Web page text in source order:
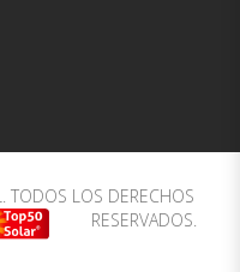
TODOS LOS DERECHOS
RESERVADOS.